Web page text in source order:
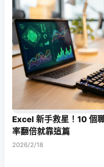
Excel 新手救星！10 個
率翻倍就靠這篇
2026/2/18